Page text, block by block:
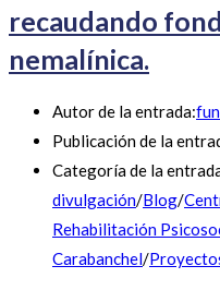
recaudando
nemalínica.
Autor de la entrada:
Publicación de la
Categoría de la
divulgación/Blog/
Rehabilitación
Carabanchel/